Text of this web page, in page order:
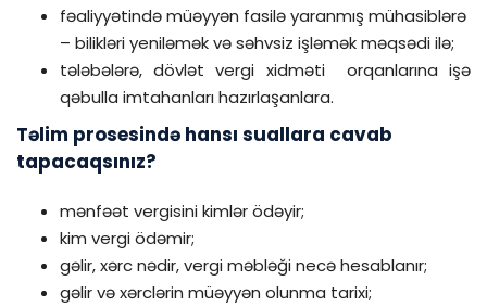
fəaliyyətində müəyyən fasilə yaranmış mühasiblərə
– bilikləri yeniləmək və səhvsiz işləmək məqsədi ilə;
tələbələrə, dövlət vergi xidməti orqanlarına işə
qəbulla imtahanları hazırlaşanlara.
Təlim prosesində hansı suallara cavab
tapacaqsınız?
mənfəət vergisini kimlər ödəyir;
kim vergi ödəmir;
gəlir, xərc nədir, vergi məbləği necə hesablanır;
gəlir və xərclərin müəyyən olunma tarixi;